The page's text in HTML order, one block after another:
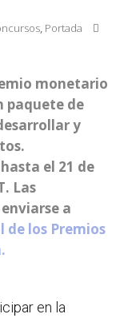
, Portada
monetario
paquete de
y
el 21 de
Las
a
los Premios
en la